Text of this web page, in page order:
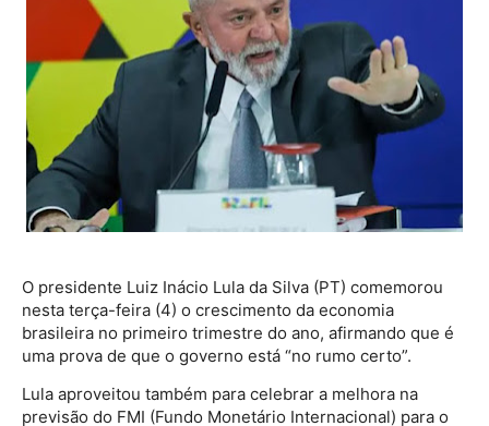
O presidente Luiz Inácio Lula da Silva (PT) comemorou
nesta terça-feira (4) o crescimento da economia
brasileira no primeiro trimestre do ano, afirmando que é
uma prova de que o governo está “no rumo certo”.
Lula aproveitou também para celebrar a melhora na
previsão do FMI (Fundo Monetário Internacional) para o